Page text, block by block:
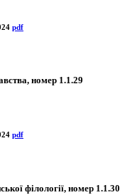
pdf
номер 1.1.29
pdf
філології, номер 1.1.30